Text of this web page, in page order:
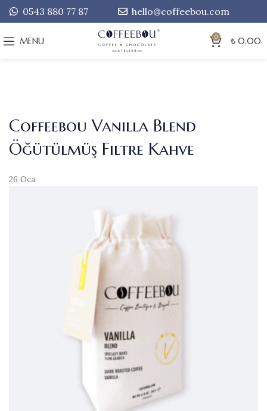
0543 880 77 87 hello@coffeebou.com
MENU 0 ₺ 0,00
Coffeebou Vanilla Blend
Öğütülmüş Filtre Kahve
26 Oca